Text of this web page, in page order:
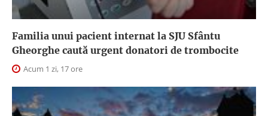
Familia unui pacient internat la SJU Sfântu
Gheorghe caută urgent donatori de trombocite
Acum 1 zi, 17 ore